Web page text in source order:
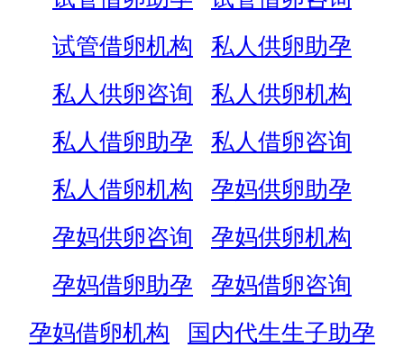
试管借卵机构
私人供卵助孕
私人供卵咨询
私人供卵机构
私人借卵助孕
私人借卵咨询
私人借卵机构
孕妈供卵助孕
孕妈供卵咨询
孕妈供卵机构
孕妈借卵助孕
孕妈借卵咨询
孕妈借卵机构
国内代生生子助孕